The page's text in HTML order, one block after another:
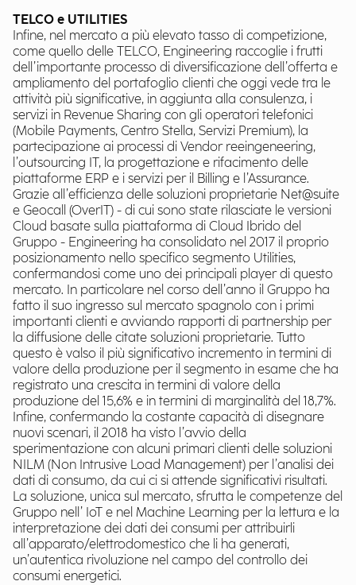
TELCO e UTILITIES
Infine, nel mercato a più elevato tasso di competizione,
come quello delle TELCO, Engineering raccoglie i frutti
dell’importante processo di diversificazione dell’offerta e
ampliamento del portafoglio clienti che oggi vede tra le
attività più significative, in aggiunta alla consulenza, i
servizi in Revenue Sharing con gli operatori telefonici
(Mobile Payments, Centro Stella, Servizi Premium), la
partecipazione ai processi di Vendor reeingeneering,
l’outsourcing IT, la progettazione e rifacimento delle
piattaforme ERP e i servizi per il Billing e l’Assurance.
Grazie all’efficienza delle soluzioni proprietarie Net@suite
e Geocall (OverIT) - di cui sono state rilasciate le versioni
Cloud basate sulla piattaforma di Cloud Ibrido del
Gruppo - Engineering ha consolidato nel 2017 il proprio
posizionamento nello specifico segmento Utilities,
confermandosi come uno dei principali player di questo
mercato. In particolare nel corso dell’anno il Gruppo ha
fatto il suo ingresso sul mercato spagnolo con i primi
importanti clienti e avviando rapporti di partnership per
la diffusione delle citate soluzioni proprietarie. Tutto
questo è valso il più significativo incremento in termini di
valore della produzione per il segmento in esame che ha
registrato una crescita in termini di valore della
produzione del 15,6% e in termini di marginalità del 18,7%.
Infine, confermando la costante capacità di disegnare
nuovi scenari, il 2018 ha visto l’avvio della
sperimentazione con alcuni primari clienti delle soluzioni
NILM (Non Intrusive Load Management) per l’analisi dei
dati di consumo, da cui ci si attende significativi risultati.
La soluzione, unica sul mercato, sfrutta le competenze del
Gruppo nell’ IoT e nel Machine Learning per la lettura e la
interpretazione dei dati dei consumi per attribuirli
all’apparato/elettrodomestico che li ha generati,
un’autentica rivoluzione nel campo del controllo dei
consumi energetici.